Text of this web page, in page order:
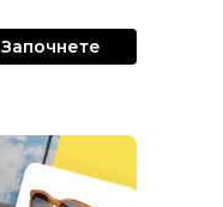
Започнете